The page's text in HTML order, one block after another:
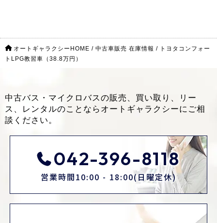
オートギャラクシーHOME / 中古車販売 在庫情報 / トヨタコンフォー
トLPG教習車（38.8万円）
中古バス・マイクロバスの販売、買い取り、リー
ス、レンタルのことなら オートギャラクシーにご相
談ください。
042-396-8118
営業時間10:00 - 18:00(日曜定休)